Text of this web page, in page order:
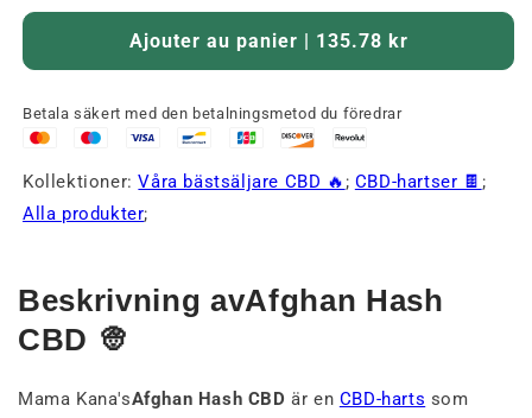
Ajouter au panier | 135.78 kr
Betala säkert med den betalningsmetod du föredrar
Kollektioner:Våra bästsäljare CBD 🔥 ; CBD-hartser 🍫 ;
Alla produkter;
Beskrivning avAfghan Hash
CBD 👳
Mama Kana'sAfghan Hash CBD är en CBD-harts som